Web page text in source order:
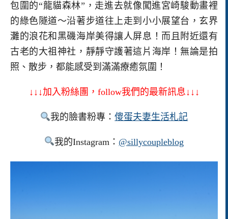
包圍的“龍貓森林”，走進去就像闖進宮崎駿動畫裡
的綠色隧道～沿著步道往上走到小小展望台，玄界
灘的浪花和黑磯海岸美得讓人屏息！而且附近還有
古老的大祖神社，靜靜守護著這片海岸！無論是拍
照、散步，都能感受到滿滿療癒氛圍！
↓↓↓加入粉絲團，follow我們的最新訊息↓↓↓
我的臉書粉專：傻蛋夫妻生活札記
我的Instagram： @sillycoupleblog